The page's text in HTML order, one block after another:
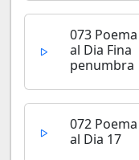
073 Poema
al Dia Fina
penumbra
072 Poema
al Dia 17